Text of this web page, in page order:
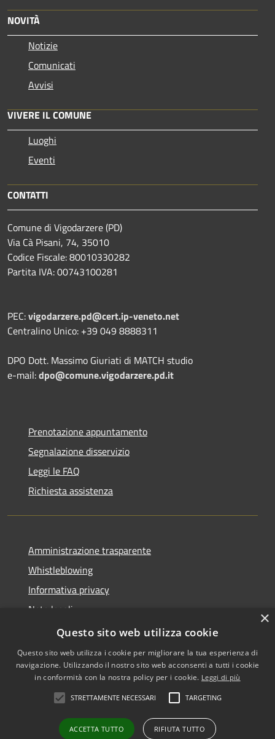
NOVITÀ
Notizie
Comunicati
Avvisi
VIVERE IL COMUNE
Luoghi
Eventi
CONTATTI
Comune di Vigodarzere (PD)
Via Cà Pisani, 74, 35010
Codice Fiscale: 80010330282
Partita IVA: 00743100281
PEC:vigodarzere.pd@cert.ip-veneto.net
Centralino Unico: +39 049 8888311
DPO Dott. Massimo Giuriati di MATCH studio
e-mail:dpo@comune.vigodarzere.pd.it
Prenotazione appuntamento
Segnalazione disservizio
Leggi le FAQ
Richiesta assistenza
Amministrazione trasparente
Whistleblowing
Informativa privacy
Note legali
Dichiarazione di accessibilità
Accessibilità
Copyright © 2026 • Comune di
Vigodarzere • Powered by
Municipium•
redazione
×
Questo sito web utilizza cookie
Questo sito web utilizza i cookie per migliorare la tua esperienza di
navigazione. Utilizzando il nostro sito web acconsenti a tutti i cookie
in conformità con la nostra policy per i cookie. Leggi di più
STRETTAMENTE NECESSARI TARGETING
ACCETTA TUTTO RIFIUTA TUTTO